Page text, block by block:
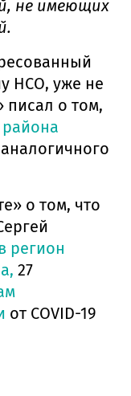
не имеющих
НСО, уже не
писал о том,
аналогичного
о том, что
регион
27
от COVID-19